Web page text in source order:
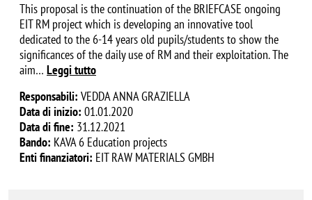
This proposal is the continuation of the BRIEFCASE ongoing
EIT RM project which is developing an innovative tool
dedicated to the 6-14 years old pupils/students to show the
significances of the daily use of RM and their exploitation. The
aim… Leggi tutto
Responsabili: VEDDA ANNA GRAZIELLA
Data di inizio: 01.01.2020
Data di fine: 31.12.2021
Bando: KAVA 6 Education projects
Enti finanziatori: EIT RAW MATERIALS GMBH